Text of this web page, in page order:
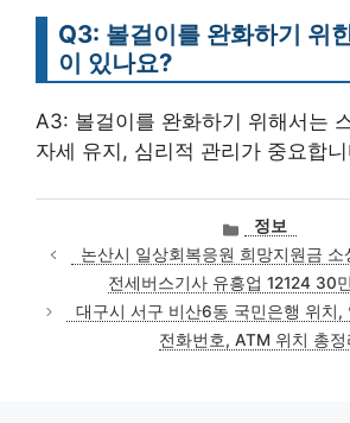
Q3: 볼걸이를 완화하기 위
이 있나요?
A3: 볼걸이를 완화하기 위해서는
자세 유지, 심리적 관리가 중요합
카
테
고
리
정보
논산시 일상회복응원 희망지원금 소
전세버스기사 유흥업 12124 30
대구시 서구 비산6동 국민은행 위치,
전화번호, ATM 위치 총정